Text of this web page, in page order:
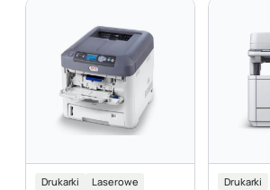
Drukarki Laserowe
Drukarki